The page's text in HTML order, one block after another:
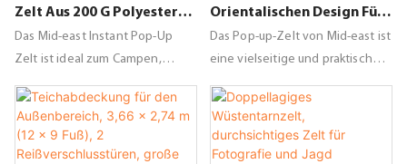
Zelt Aus 200 G Polyester-
Baumwolle, Einfacher
Aufbau, Belüftet,
Das Mid-east Instant Pop-Up
Zelt ist ideal zum Campen,
Wandern und Reisen und lässt
sich in Sekundenschnelle
aufbauen. Leicht und tragbar
bietet es zuverlässigen Schutz
Orientalischen Design Für
Terrasse, Garten Und
Rasen – Tragbarer
Das Pop-up-Zelt von Mid-east ist
eine vielseitige und praktische
Lösung, um auf Ihrer Terrasse, in
Ihrem Garten oder auf Ihrer
Rasenfläche einen
insektenfreien Außenbereich zu